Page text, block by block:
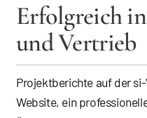
Erfolgreich
und Vertrieb
Projektberichte auf der
Website, ein